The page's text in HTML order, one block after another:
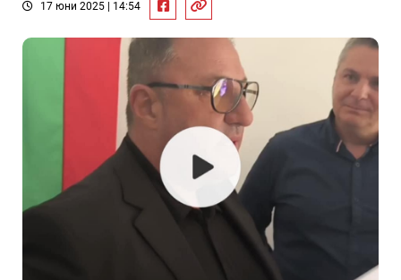
17 юни 2025 | 14:54